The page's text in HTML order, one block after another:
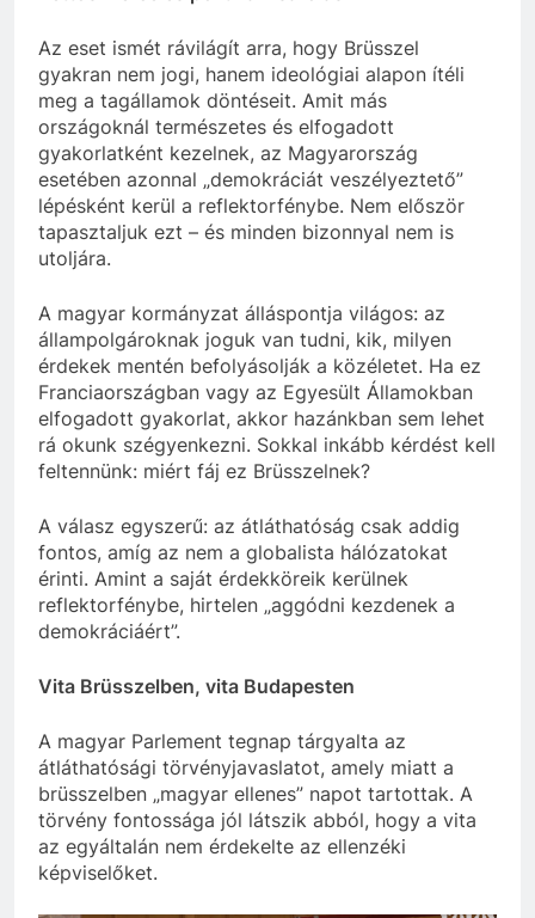
Az eset ismét rávilágít arra, hogy Brüsszel
gyakran nem jogi, hanem ideológiai alapon ítéli
meg a tagállamok döntéseit. Amit más
országoknál természetes és elfogadott
gyakorlatként kezelnek, az Magyarország
esetében azonnal „demokráciát veszélyeztető”
lépésként kerül a reflektorfénybe. Nem először
tapasztaljuk ezt – és minden bizonnyal nem is
utoljára.
A magyar kormányzat álláspontja világos: az
állampolgároknak joguk van tudni, kik, milyen
érdekek mentén befolyásolják a közéletet. Ha ez
Franciaországban vagy az Egyesült Államokban
elfogadott gyakorlat, akkor hazánkban sem lehet
rá okunk szégyenkezni. Sokkal inkább kérdést kell
feltennünk: miért fáj ez Brüsszelnek?
A válasz egyszerű: az átláthatóság csak addig
fontos, amíg az nem a globalista hálózatokat
érinti. Amint a saját érdekköreik kerülnek
reflektorfénybe, hirtelen „aggódni kezdenek a
demokráciáért”.
Vita Brüsszelben, vita Budapesten
A magyar Parlement tegnap tárgyalta az
átláthatósági törvényjavaslatot, amely miatt a
brüsszelben „magyar ellenes” napot tartottak. A
törvény fontossága jól látszik abból, hogy a vita
az egyáltalán nem érdekelte az ellenzéki
képviselőket.